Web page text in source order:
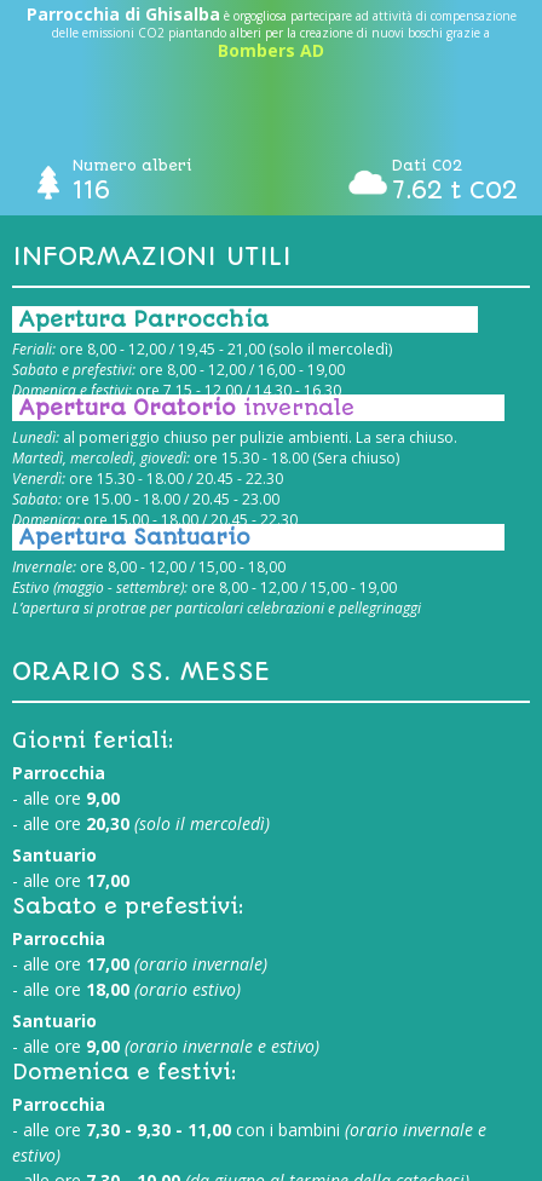
Parrocchia di Ghisalba è orgogliosa partecipare ad attività di compensazione
delle emissioni CO2 piantando alberi per la creazione di nuovi boschi grazie a
Bombers AD
Numero alberi
116
Dati CO2
7.62 t CO2
INFORMAZIONI UTILI
Apertura Parrocchia
Feriali: ore 8,00 - 12,00 / 19,45 - 21,00 (solo il mercoledì)
Sabato e prefestivi: ore 8,00 - 12,00 / 16,00 - 19,00
Domenica e festivi:ore 7,15 - 12,00 / 14,30 - 16,30
Apertura Oratorio invernale
Lunedì: al pomeriggio chiuso per pulizie ambienti. La sera chiuso.
Martedì, mercoledì, giovedì: ore 15.30 - 18.00 (Sera chiuso)
Venerdì: ore 15.30 - 18.00 / 20.45 - 22.30
Sabato: ore 15.00 - 18.00 / 20.45 - 23.00
Domenica:ore 15.00 - 18.00 / 20.45 - 22.30
Apertura Santuario
Invernale: ore 8,00 - 12,00 / 15,00 - 18,00
Estivo (maggio - settembre): ore 8,00 - 12,00 / 15,00 - 19,00
L’apertura si protrae per particolari celebrazioni e pellegrinaggi
ORARIO SS. MESSE
Giorni feriali:
Parrocchia
- alle ore 9,00
- alle ore 20,30 (solo il mercoledì)
Santuario
- alle ore 17,00
Sabato e prefestivi:
Parrocchia
- alle ore 17,00 (orario invernale)
- alle ore 18,00 (orario estivo)
Santuario
- alle ore 9,00 (orario invernale e estivo)
Domenica e festivi:
Parrocchia
- alle ore 7,30 - 9,30 - 11,00 con i bambini (orario invernale e
estivo)